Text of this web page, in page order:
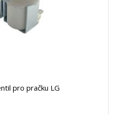
pro pračku LG